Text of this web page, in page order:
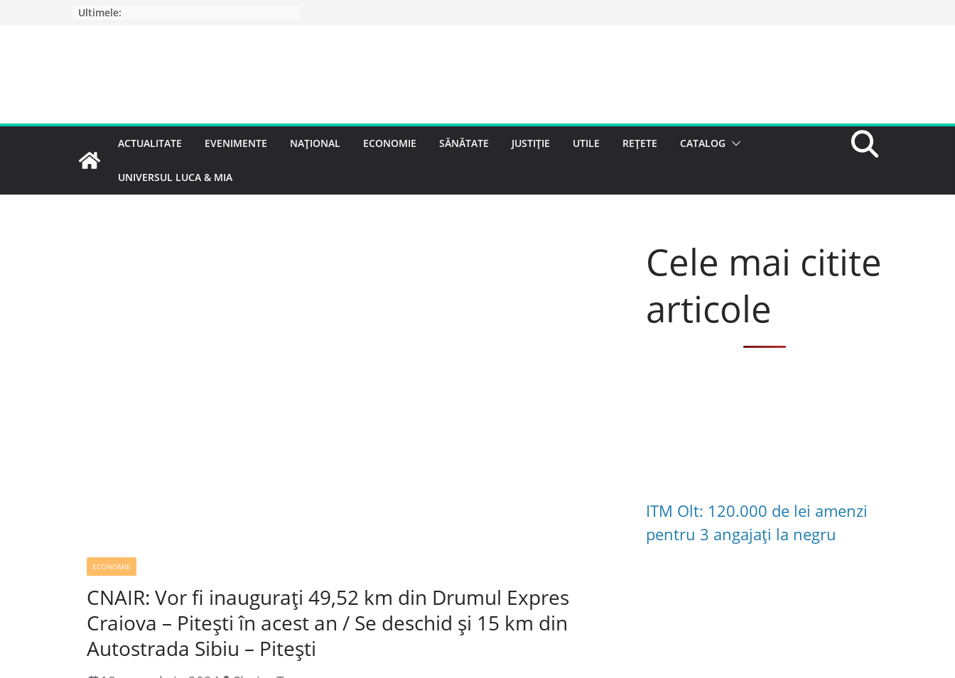
Ultimele:
ACTUALITATE EVENIMENTE NAȚIONAL ECONOMIE SĂNĂTATE JUSTIȚIE UTILE REȚETE CATALOG
UNIVERSUL LUCA & MIA
ECONOMIE
CNAIR: Vor fi inaugurați 49,52 km din Drumul Expres
Craiova – Pitești în acest an / Se deschid și 15 km din
Autostrada Sibiu – Pitești
Cele mai citite
articole
ITM Olt: 120.000 de lei amenzi
pentru 3 angajați la negru